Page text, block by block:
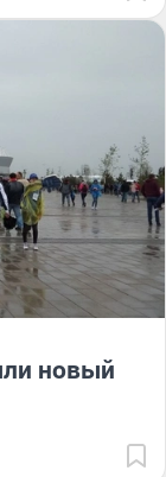
новый